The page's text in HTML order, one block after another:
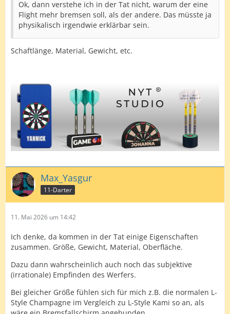
Ok, dann verstehe ich in der Tat nicht, warum der eine
Flight mehr bremsen soll, als der andere. Das müsste ja
physikalisch irgendwie erklärbar sein.
Schaftlänge, Material, Gewicht, etc.
Max_Yasgur
11-Darter
11. Mai 2026 um 14:42
Ich denke, da kommen in der Tat einige Eigenschaften
zusammen. Größe, Gewicht, Material, Oberfläche.
Dazu dann wahrscheinlich auch noch das subjektive
(irrationale) Empfinden des Werfers.
Bei gleicher Größe fühlen sich für mich z.B. die normalen L-
Style Champagne im Vergleich zu L-Style Kami so an, als